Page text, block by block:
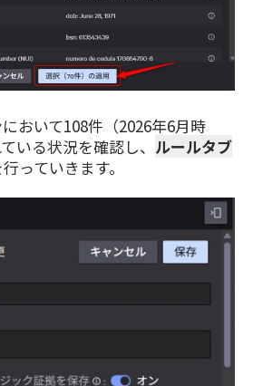
おいて108件（2026年6月時
いる状況を確認し、 ルールタブ
っていきます。